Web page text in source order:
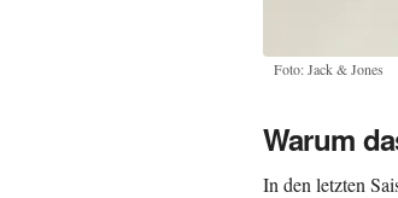
Foto: Jack & Jones
Warum
In den letzten